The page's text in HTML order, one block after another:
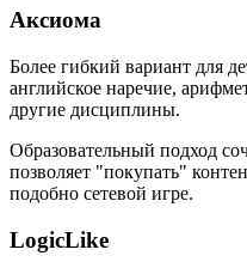
Аксиома
Более гибкий вариант для
английское наречие,
другие дисциплины.
Образовательный подход
позволяет "покупать"
подобно сетевой игре.
LogicLike